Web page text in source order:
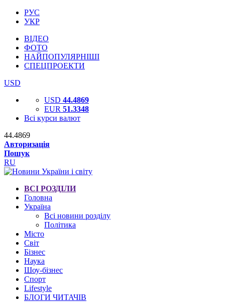
РУС
УКР
ВІДЕО
ФОТО
НАЙПОПУЛЯРНІШІ
СПЕЦПРОЕКТИ
USD
USD 44.4869
EUR 51.3348
Всі курси валют
44.4869
Авторизація
Пошук
RU
ВСІ РОЗДІЛИ
Головна
Україна
Всі новини розділу
Політика
Місто
Світ
Бізнес
Наука
Шоу-бізнес
Спорт
Lifestyle
БЛОГИ ЧИТАЧІВ